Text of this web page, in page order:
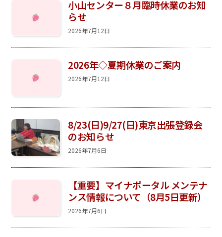
よくあるご質問
応援・協賛企業
ARCHIVE
小山センター８月臨時休業のお知
らせ
2026年7月12日
2026年◇夏期休業のご案内
2026年7月12日
8/23(日)9/27(日)東京出張登録会
のお知らせ
2026年7月6日
【重要】マイナポータル メンテナ
ンス情報について（8月5日更新）
2026年7月6日